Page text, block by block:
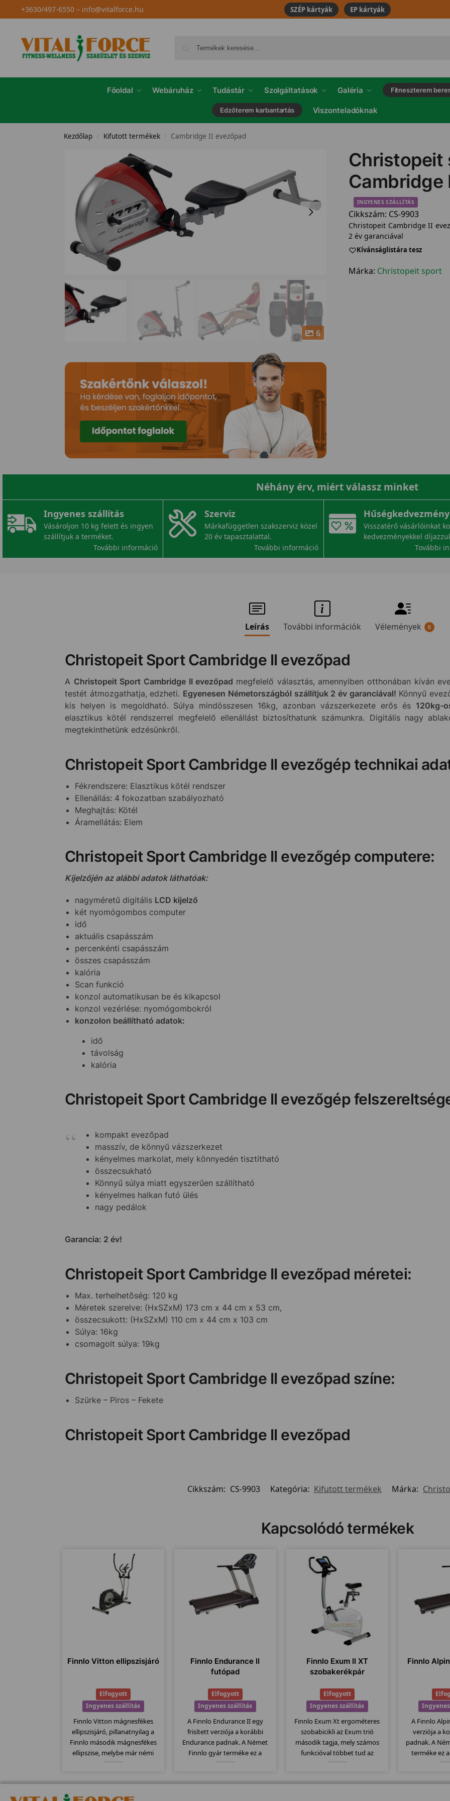
+3630/497-6550– info@vitalforce.hu SZÉP kártyák EP kártyák
Főoldal Webáruház Tudástár Szolgáltatások Galéria Fitneszterem
Edzőterem karbantartás Viszonteladóknak
Kezdőlap / Kifutott termékek / Cambridge II evezőpad
6
Christopeit
Cambridge
INGYENES SZÁLLÍTÁS
Cikkszám: CS-9903
Christopeit Cambridge II
2 év garanciával
Kívánságlistára tesz
Márka: Christopeit sport
Néhány érv, miért válassz minket
Ingyenes szállítás
Vásároljon 10 kg felett és ingyen
szállítjuk a terméket.
További információ
Szerviz
Márkafüggetlen szakszerviz közel
20 év tapasztalattal.
További információ
Hűségkedvezmény
Visszatérő vásárlóinkat
kedvezményekkel
További
Leírás További információk Vélemények 0
Christopeit Sport Cambridge II evezőpad
A Christopeit Sport Cambridge II evezőpad megfelelő választás, amennyiben otthonában kíván
testét átmozgathatja, edzheti. Egyenesen Németországból szállítjuk 2 év garanciával! Könnyű
kis helyen is megoldható. Súlya mindösszesen 16kg, azonban vázszerkezete erős és 120kg-
elasztikus kötél rendszerrel megfelelő ellenállást biztosíthatunk számunkra. Digitális nagy
megtekinthetünk edzésünkről.
Christopeit Sport Cambridge II evezőgép technikai
Fékrendszere: Elasztikus kötél rendszer
Ellenállás: 4 fokozatban szabályozható
Meghajtás: Kötél
Áramellátás: Elem
Christopeit Sport Cambridge II evezőgép computere:
Kijelzőjén az alábbi adatok láthatóak:
nagyméretű digitális LCD kijelző
két nyomógombos computer
idő
aktuális csapásszám
percenkénti csapásszám
összes csapásszám
kalória
Scan funkció
konzol automatikusan be és kikapcsol
konzol vezérlése: nyomógombokról
konzolon beállítható adatok:
idő
távolság
kalória
Christopeit Sport Cambridge II evezőgép
kompakt evezőpad
masszív, de könnyű vázszerkezet
kényelmes markolat, mely könnyedén tisztítható
összecsukható
Könnyű súlya miatt egyszerűen szállítható
kényelmes halkan futó ülés
nagy pedálok
Garancia: 2 év!
Christopeit Sport Cambridge II evezőpad méretei:
Max. terhelhetõség: 120 kg
Méretek szerelve: (HxSZxM) 173 cm x 44 cm x 53 cm,
összecsukott: (HxSZxM) 110 cm x 44 cm x 103 cm
Súlya: 16kg
csomagolt súlya: 19kg
Christopeit Sport Cambridge II evezőpad színe:
Szürke – Piros – Fekete
Christopeit Sport Cambridge II evezőpad
Cikkszám: CS-9903 Kategória: Kifutott termékek Márka:
Kapcsolódó termékek
Finnlo Vitton ellipszisjáró
Elfogyott
Ingyenes szállítás
Finnlo Vitton mágnesfékes
ellipszisjáró, pillanatnyilag a
Finnlo második mágnesfékes
ellipszise, melybe már némi
Finum-ba. 18 kg-os lendkerékkel
és 10 erősségi fokozattal
Finnlo Endurance II
futópad
Elfogyott
Ingyenes szállítás
A Finnlo Endurance II egy
frisített verziója a korábbi
Endurance padnak. A Német
Finnlo gyár terméke ez a
es futófelület, szállítógörgők, 26
Finnlo Exum II XT
szobakerékpár
Elfogyott
Ingyenes szállítás
Finnlo Exum Xt ergométeres
szobabicikli az Exum trió
második tagja, mely számos
funkcióval többet tud az
ezáltal szintén 150kg-os
Finnlo
A Finnlo
verziója a
padnak. A
terméke ez
futófelület,